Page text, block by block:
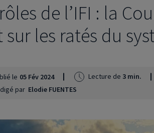
Réduire ses impôts
Préparer sa retraite
Transmission de
Défiscalisation
de l’IFI : la
les ratés du
le 05 Fév 2024 Lecture de 3 min.
par Elodie FUENTES